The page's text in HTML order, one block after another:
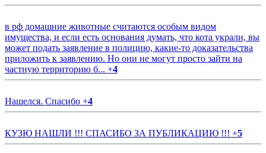
в рф домашние животные считаются особым видом
имущества, и если есть основания думать, что кота украли, вы
может подать заявление в полицию, какие-то доказательства
приложить к заявлению. Но они не могут просто зайти на
частную территорию б... +4
Нашелся. Спасибо +4
КУЗЮ НАШЛИ !!! СПАСИБО ЗА ПУБЛИКАЦИЮ !!! +5